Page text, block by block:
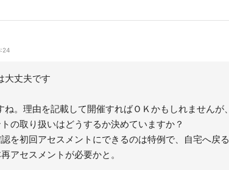
丈夫です
。理由を記載して開催すればＯＫかもしれませんが、
の取り扱いはどうするか決めていますか？
を初回アセスメントにできるのは特例で、自宅へ戻る
アセスメントが必要かと。